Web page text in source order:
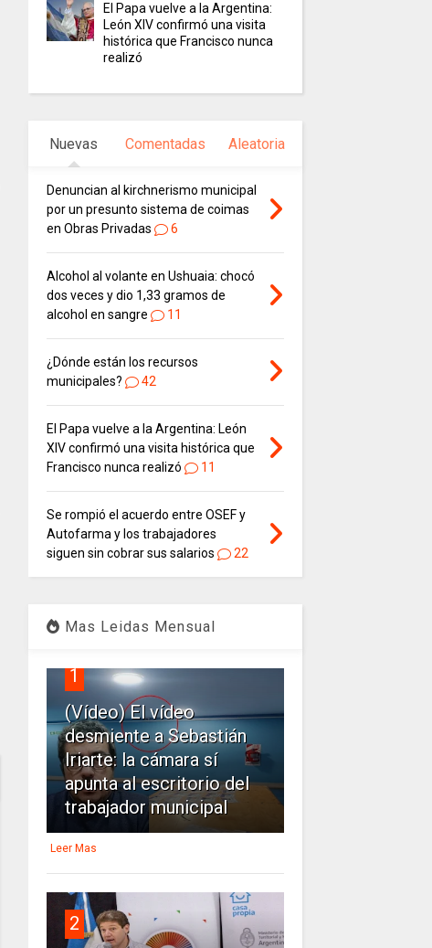
El Papa vuelve a la Argentina:
León XIV confirmó una visita
histórica que Francisco nunca
realizó
Nuevas Comentadas Aleatoria
Denuncian al kirchnerismo municipal
por un presunto sistema de coimas
en Obras Privadas
6
Alcohol al volante en Ushuaia: chocó
dos veces y dio 1,33 gramos de
alcohol en sangre
11
¿Dónde están los recursos
municipales?
42
El Papa vuelve a la Argentina: León
XIV confirmó una visita histórica que
Francisco nunca realizó
11
Se rompió el acuerdo entre OSEF y
Autofarma y los trabajadores
siguen sin cobrar sus salarios
22
Mas Leidas Mensual
1
(Vídeo) El vídeo
desmiente a Sebastián
Iriarte: la cámara sí
apunta al escritorio del
trabajador municipal
Leer Mas
2